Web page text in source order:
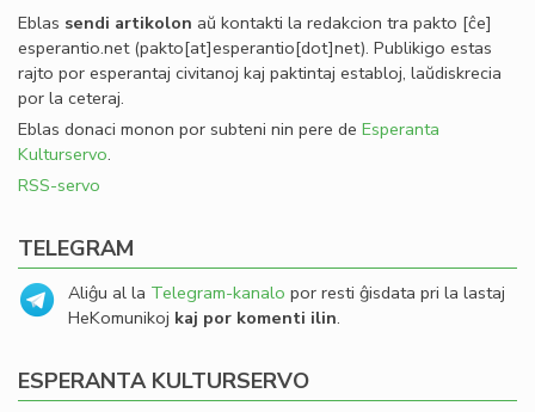
Eblas sendi artikolon aŭ kontakti la redakcion tra pakto [ĉe]
esperantio.net(pakto[at]esperantio[dot]net). Publikigo estas
rajto por esperantaj civitanoj kaj paktintaj establoj, laŭdiskrecia
por la ceteraj.
Eblas donaci monon por subteni nin pere de Esperanta
Kulturservo.
RSS-servo
TELEGRAM
Aliĝu al la Telegram-kanalo por resti ĝisdata pri la lastaj
HeKomunikoj kaj por komenti ilin.
ESPERANTA KULTURSERVO